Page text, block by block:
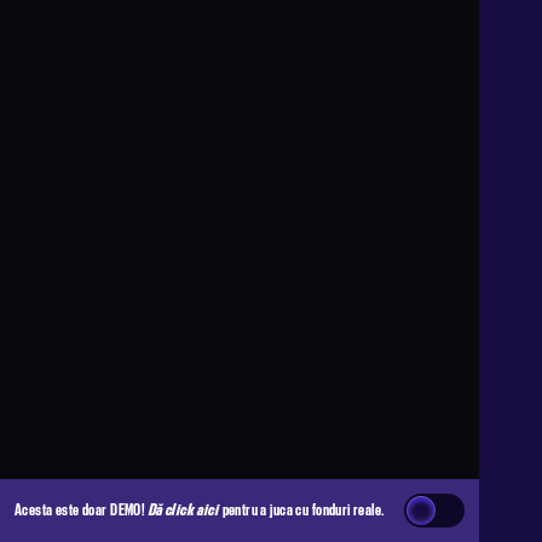
Acesta este doar DEMO!Dă click aicipentru a juca cu fonduri reale.